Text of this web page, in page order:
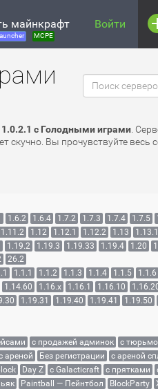
майнкрафт
MCPE
Войти
с Голодными играми .
Вы прочувствуйте весь
1.6.2 1.6.4 1.7.2 1.7.3 1.7.4 1.7.5
1.11.2 1.12 1.12.1 1.12.2 1.13 1.13.1
1.19.2 1.19.3 1.19.33 1.19.4 1.20
26.2
1.1.1 1.1.2 1.1.3 1.1.4 1.1.5 1.1.6
1.14.60 1.16.x 1.16.1 1.16.10
1.19.31 1.19.40 1.19.41 1.19.50
с продажей админок с
ареной Без регистрации с ареной
Day Z с Galacticraft с прятками
Paintball — Пейнтбол BlockParty